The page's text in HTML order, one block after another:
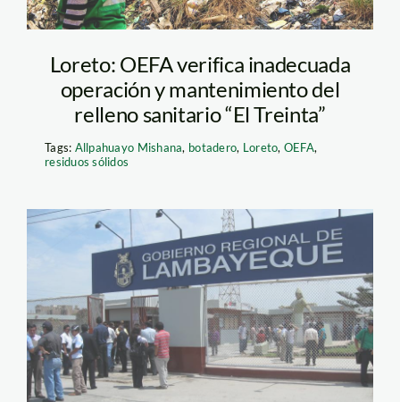
Loreto: OEFA verifica inadecuada
operación y mantenimiento del
relleno sanitario “El Treinta”
Tags: Allpahuayo Mishana, botadero, Loreto, OEFA,
residuos sólidos
Gobierno regional de
Lambayeque